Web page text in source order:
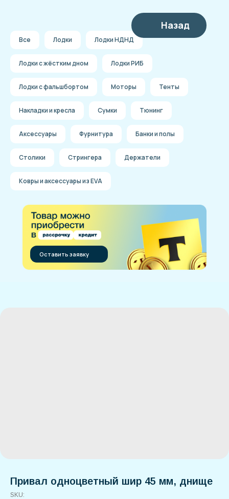
Назад
Все Лодки Лодки НДНД
Лодки с жёстким дном Лодки РИБ
Лодки с фальшбортом Моторы Тенты
Накладки и кресла Сумки Тюнинг
Аксессуары Фурнитура Банки и полы
Столики Стрингера Держатели
Ковры и аксессуары из EVA
Оставить заявку
Привал одноцветный шир 45 мм, днище
SKU: